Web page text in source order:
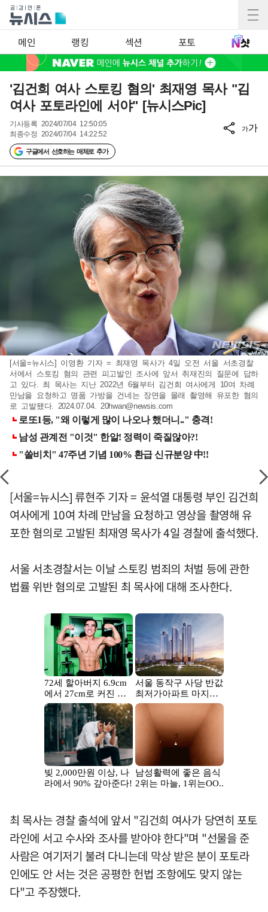
메인 랭킹 섹션 포토
'김건희 여사 스토킹 혐의' 최재영 목사 "김
여사 포토라인에 서야" [뉴시스Pic]
기사등록 2024/07/04 12:50:05
최종수정 2024/07/04 14:22:52
구글에서 선호하는 매체로 추가
가가
[서울=뉴시스] 이영환 기자 = 최재영 목사가 4일 오전 서울 서초경찰
서에서 스토킹 혐의 관련 피고발인 조사에 앞서 취재진의 질문에 답하
고 있다. 최 목사는 지난 2022년 6월부터 김건희 여사에게 10여 차례
만남을 요청하고 명품 가방을 건네는 장면을 몰래 촬영해 유포한 혐의
로 고발됐다. 2024.07.04. 20hwan@newsis.com
[서울=뉴시스] 류현주 기자 = 윤석열 대통령 부인 김건희
여사에게 10여 차례 만남을 요청하고 영상을 촬영해 유
포한 혐의로 고발된 최재영 목사가 4일 경찰에 출석했다.
서울 서초경찰서는 이날 스토킹 범죄의 처벌 등에 관한
법률 위반 혐의로 고발된 최 목사에 대해 조사한다.
최 목사는 경찰 출석에 앞서 "김건희 여사가 당연히 포토
라인에 서고 수사와 조사를 받아야 한다"며 "선물을 준
사람은 여기저기 불려 다니는데 막상 받은 분이 포토라
인에도 안 서는 것은 공평한 헌법 조항에도 맞지 않는
다"고 주장했다.